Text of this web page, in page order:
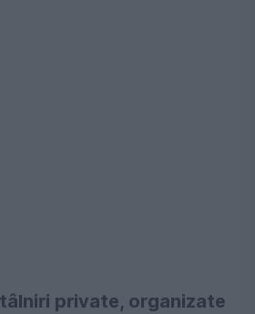
private, organizate